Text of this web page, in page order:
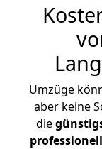
Umzüge
aber keine
die